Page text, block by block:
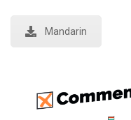
Mandarin